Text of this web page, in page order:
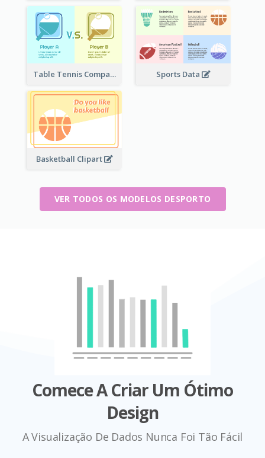
Table Tennis Comparison Sports Data
Basketball Clipart
VER TODOS OS MODELOS DESPORTO
Comece A Criar Um Ótimo
Design
A Visualização De Dados Nunca Foi Tão Fácil